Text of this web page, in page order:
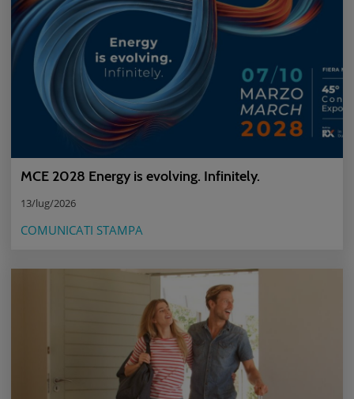
MCE 2028 Energy is evolving. Infinitely.
13/lug/2026
COMUNICATI STAMPA